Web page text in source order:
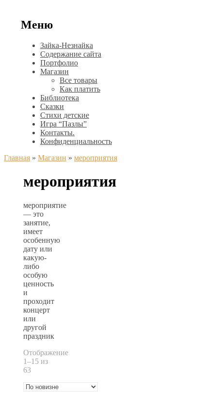
Меню
Зайка-Незнайка
Содержание сайта
Портфолио
Магазин
Все товары
Как платить
Библиотека
Сказки
Стихи детские
Игра “Пазлы”
Контакты.
Конфиденциальность
Главная » Магазин » мероприятия
мероприятия
мероприятие
— это
занятие,
имеет
особенную
дату или
какую-
либо
особую
ценность
и
проходит
концерт
или
другой
праздник
Отображение
1–15 из
63Сортировка:
недавние